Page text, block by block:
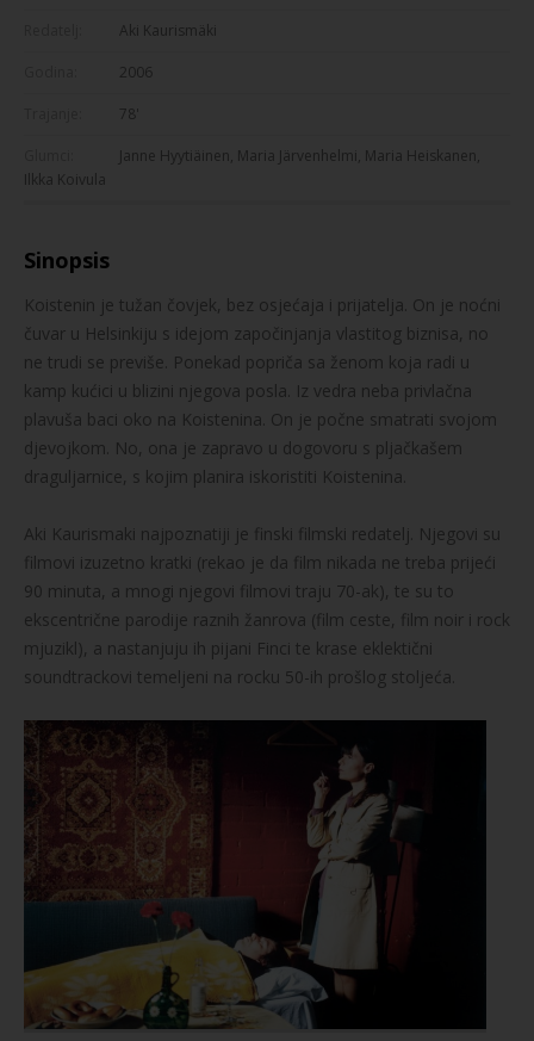
Aki Kaurismäki
2006
78'
Janne Hyytiäinen, Maria Järvenhelmi, Maria Heiskanen,
Ilkka Koivula
Sinopsis
Koistenin je tužan čovjek, bez osjećaja i prijatelja. On je noćni
čuvar u Helsinkiju s idejom započinjanja vlastitog biznisa, no
ne trudi se previše. Ponekad popriča sa ženom koja radi u
kamp kućici u blizini njegova posla. Iz vedra neba privlačna
plavuša baci oko na Koistenina. On je počne smatrati svojom
djevojkom. No, ona je zapravo u dogovoru s pljačkašem
draguljarnice, s kojim planira iskoristiti Koistenina.
Aki Kaurismaki najpoznatiji je finski filmski redatelj. Njegovi su
filmovi izuzetno kratki (rekao je da film nikada ne treba prijeći
90 minuta, a mnogi njegovi filmovi traju 70-ak), te su to
ekscentrične parodije raznih žanrova (film ceste, film noir i rock
mjuzikl), a nastanjuju ih pijani Finci te krase eklektični
soundtrackovi temeljeni na rocku 50-ih prošlog stoljeća.